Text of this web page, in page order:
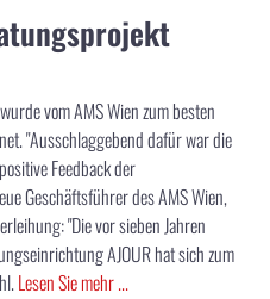
vom AMS Wien zum besten
"Ausschlaggebend dafür war die
Feedback der
Geschäftsführer des AMS Wien,
"Die vor sieben Jahren
AJOUR hat sich zum
Lesen Sie mehr ...